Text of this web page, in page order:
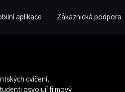
aplikace Zákaznická podpora
cvičení.
osvojují filmový